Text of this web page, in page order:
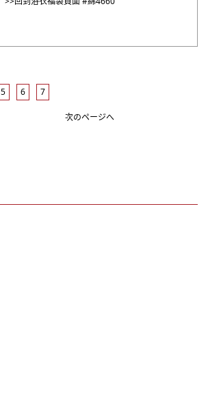
5 6 7
次のページへ